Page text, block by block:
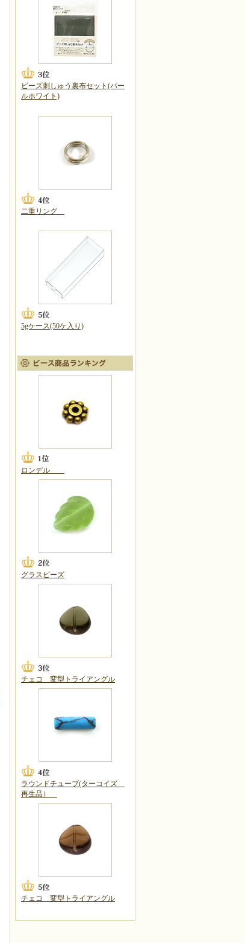
ビーズ刺しゅう裏布セット(パー
ルホワイト)
二重リング
5gケース(50ケ入り)
ロンデル
グラスビーズ
チェコ 変型トライアングル
ラウンドチューブ(ターコイズ
再生品）
チェコ 変型トライアングル